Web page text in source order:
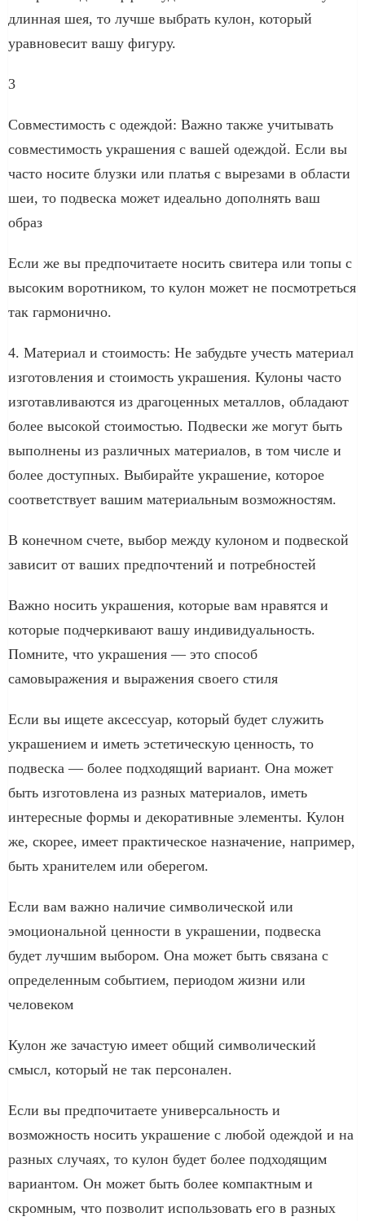
длинная шея, то лучше выбрать кулон, который
уравновесит вашу фигуру.
3
Совместимость с одеждой: Важно также учитывать
совместимость украшения с вашей одеждой. Если вы
часто носите блузки или платья с вырезами в области
шеи, то подвеска может идеально дополнять ваш
образ
Если же вы предпочитаете носить свитера или топы с
высоким воротником, то кулон может не посмотреться
так гармонично.
4. Материал и стоимость: Не забудьте учесть материал
изготовления и стоимость украшения. Кулоны часто
изготавливаются из драгоценных металлов, обладают
более высокой стоимостью. Подвески же могут быть
выполнены из различных материалов, в том числе и
более доступных. Выбирайте украшение, которое
соответствует вашим материальным возможностям.
В конечном счете, выбор между кулоном и подвеской
зависит от ваших предпочтений и потребностей
Важно носить украшения, которые вам нравятся и
которые подчеркивают вашу индивидуальность.
Помните, что украшения — это способ
самовыражения и выражения своего стиля
Если вы ищете аксессуар, который будет служить
украшением и иметь эстетическую ценность, то
подвеска — более подходящий вариант. Она может
быть изготовлена из разных материалов, иметь
интересные формы и декоративные элементы. Кулон
же, скорее, имеет практическое назначение, например,
быть хранителем или оберегом.
Если вам важно наличие символической или
эмоциональной ценности в украшении, подвеска
будет лучшим выбором. Она может быть связана с
определенным событием, периодом жизни или
человеком
Кулон же зачастую имеет общий символический
смысл, который не так персонален.
Если вы предпочитаете универсальность и
возможность носить украшение с любой одеждой и на
разных случаях, то кулон будет более подходящим
вариантом. Он может быть более компактным и
скромным, что позволит использовать его в разных